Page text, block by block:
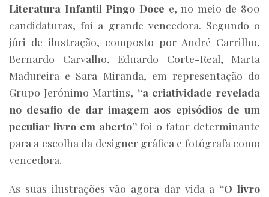
Literatura Infantil Pingo Doce e, no meio de 800
candidaturas, foi a grande vencedora. Segundo o
júri de ilustração, composto por André Carrilho,
Bernardo Carvalho, Eduardo Corte-Real, Marta
Madureira e Sara Miranda, em representação do
Grupo Jerónimo Martins, “a criatividade revelada
no desafio de dar imagem aos episódios de um
peculiar livro em aberto”foi o fator determinante
para a escolha da designer gráfica e fotógrafa como
vencedora.
As suas ilustrações vão agora dar vida a “O livro